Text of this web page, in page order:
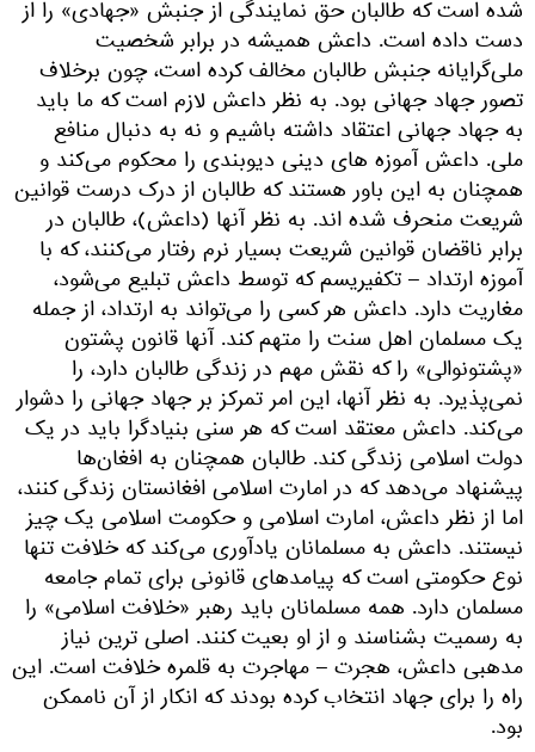
شده است که طالبان حق نمایندگی از جنبش «جهادی» را از
دست داده است. داعش همیشه در برابر شخصیت
ملی‌گرایانه جنبش طالبان مخالف کرده است، چون برخلاف
تصور جهاد جهانی بود. به نظر داعش لازم است که ما باید
به جهاد جهانی اعتقاد داشته باشیم و نه به دنبال منافع
ملی. داعش آموزه های دینی دیوبندی را محکوم می‌کند و
همچنان به این باور هستند که طالبان از درک درست قوانین
شریعت منحرف شده اند. به نظر آنها (داعش)، طالبان در
برابر ناقضان قوانین شریعت بسیار نرم رفتار می‌کنند، که با
آموزه ارتداد – تکفیریسم که توسط داعش تبلیع می‌شود،
مغاریت دارد. داعش هر کسی را می‌تواند به ارتداد، از جمله
یک مسلمان اهل سنت را متهم کند. آنها قانون پشتون
«پشتونوالی» را که نقش مهم در زندگی طالبان دارد، را
نمی‌پذیرد. به نظر آنها، این امر تمرکز بر جهاد جهانی را دشوار
می‌کند. داعش معتقد است که هر سنی بنیادگرا باید در یک
دولت اسلامی زندگی کند. طالبان همچنان به افغان‌ها
پیشنهاد می‌دهد که در امارت اسلامی افغانستان زندگی کنند،
اما از نظر داعش، امارت اسلامی و حکومت اسلامی یک چیز
نیستند. داعش به مسلمانان یادآوری می‌کند که خلافت تنها
نوع حکومتی است که پیامدهای قانونی برای تمام جامعه
مسلمان دارد. همه مسلمانان باید رهبر «خلافت اسلامی» را
به رسمیت بشناسند و از او بعیت کنند. اصلی ترین نیاز
مدهبی داعش، هجرت – مهاجرت به قلمره خلافت است. این
راه را برای جهاد انتخاب کرده بودند که انکار از آن ناممکن
بود.